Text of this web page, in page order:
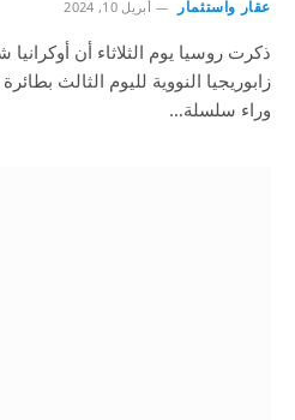
عقار واستثمار أبريل 10, 2024
ذكرت روسيا يوم الثلاثاء أن
زابوريجيا النووية لليوم الثالث
وراء سلسلة…